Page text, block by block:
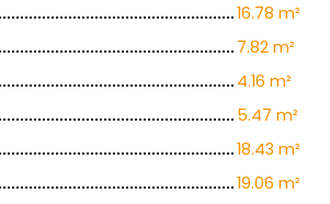
16.78 m²
7.82 m²
4.16 m²
5.47 m²
18.43 m²
19.06 m²